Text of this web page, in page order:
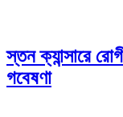
স্তন ক্যান্সারে
গবেষণা